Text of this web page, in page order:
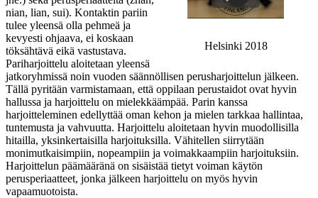
Helsinki 2018
nian, lian, sui). Kontaktin pariin
tulee yleensä olla pehmeä ja
kevyesti ohjaava, ei koskaan
töksähtävä eikä vastustava.
Pariharjoittelu aloitetaan yleensä
jatkoryhmissä noin vuoden säännöllisen perusharjoittelun jälkeen.
Tällä pyritään varmistamaan, että oppilaan perustaidot ovat hyvin
hallussa ja harjoittelu on mielekkäämpää. Parin kanssa
harjoitteleminen edellyttää oman kehon ja mielen tarkkaa hallintaa,
tuntemusta ja vahvuutta. Harjoittelu aloitetaan hyvin muodollisilla
hitailla, yksinkertaisilla harjoituksilla. Vähitellen siirrytään
monimutkaisimpiin, nopeampiin ja voimakkaampiin harjoituksiin.
Harjoittelun päämääränä on sisäistää tietyt voiman käytön
perusperiaatteet, jonka jälkeen harjoittelu on myös hyvin
vapaamuotoista.